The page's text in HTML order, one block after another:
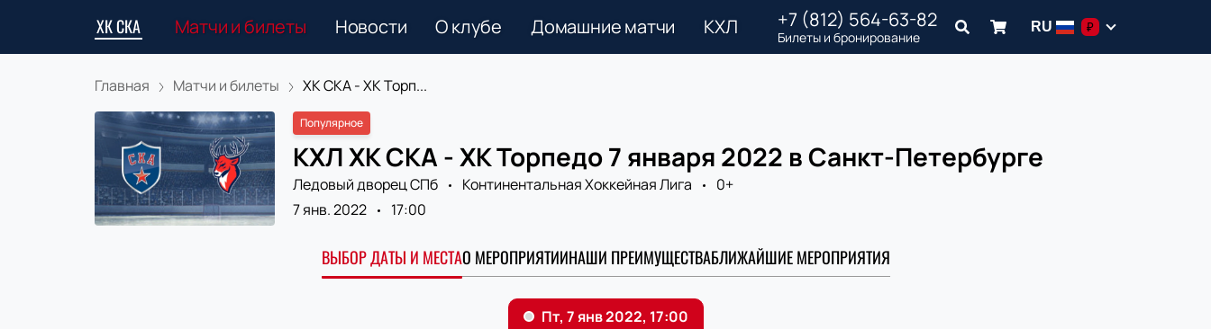
ХК СКА Матчи и билеты Новости О клубе Домашние матчи КХЛ +7 (812) 564-63-82
Билеты и бронирование
RU ₽
Главная Матчи и билеты ХК СКА - ХК Торп...
Популярное
КХЛ ХК СКА - ХК Торпедо 7 января 2022 в Санкт-Петербурге
Ледовый дворец СПб Континентальная Хоккейная Лига
0+
7 янв. 2022
17:00
ВЫБОР ДАТЫ И МЕСТАО МЕРОПРИЯТИИНАШИ ПРЕИМУЩЕСТВАБЛИЖАЙШИЕ МЕРОПРИЯТИЯ